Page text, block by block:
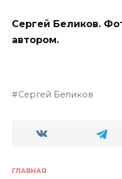
Сергей Беликов.
автором.
Сергей Беликов
ГЛАВНАЯ